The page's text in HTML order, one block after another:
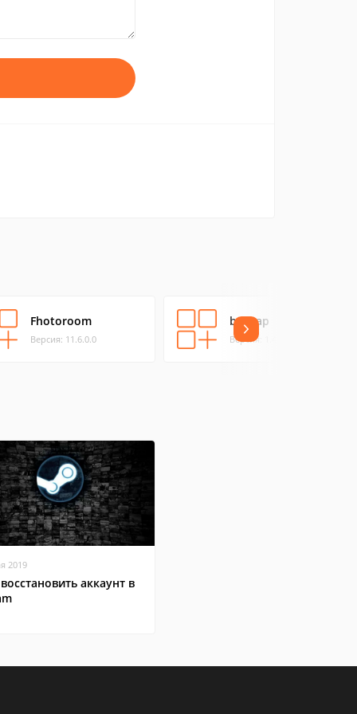
Fhotoroom
Версия: 11.6.0.0
besnap
Версия: 1.4.0.0
2019
аккаунт в